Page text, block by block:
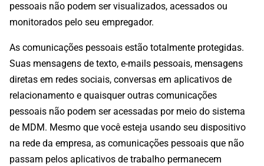
pessoais não podem ser visualizados, acessados ou
monitorados pelo seu empregador.
As comunicações pessoais estão totalmente protegidas.
Suas mensagens de texto, e-mails pessoais, mensagens
diretas em redes sociais, conversas em aplicativos de
relacionamento e quaisquer outras comunicações
pessoais não podem ser acessadas por meio do sistema
de MDM. Mesmo que você esteja usando seu dispositivo
na rede da empresa, as comunicações pessoais que não
passam pelos aplicativos de trabalho permanecem